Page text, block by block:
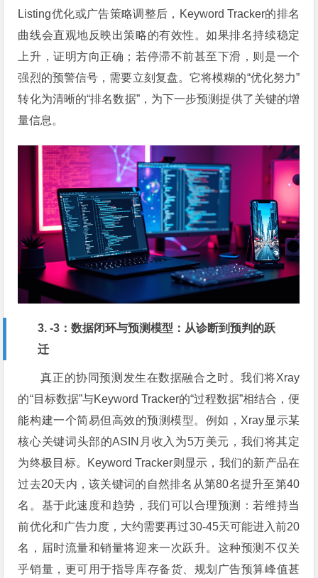
Listing优化或广告策略调整后，Keyword Tracker的排名
曲线会直观地反映出策略的有效性。如果排名持续稳定
上升，证明方向正确；若停滞不前甚至下滑，则是一个
强烈的预警信号，需要立刻复盘。它将模糊的“优化努力”
转化为清晰的“排名数据”，为下一步预测提供了关键的增
量信息。
3. -3：数据闭环与预测模型：从诊断到预判的跃
迁
真正的协同预测发生在数据融合之时。我们将Xray
的“目标数据”与Keyword Tracker的“过程数据”相结合，便
能构建一个简易但高效的预测模型。例如，Xray显示某
核心关键词头部的ASIN月收入为5万美元，我们将其定
为终极目标。Keyword Tracker则显示，我们的新产品在
过去20天内，该关键词的自然排名从第80名提升至第40
名。基于此速度和趋势，我们可以合理预测：若维持当
前优化和广告力度，大约需要再过30-45天可能进入前20
名，届时流量和销量将迎来一次跃升。这种预测不仅关
乎销量，更可用于指导库存备货、规划广告预算峰值甚